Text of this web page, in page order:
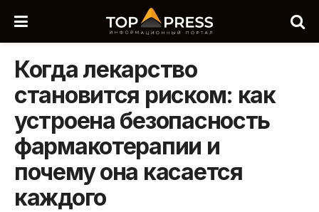
Когда лекарство
становится риском: как
устроена безопасность
фармакотерапии и
почему она касается
каждого